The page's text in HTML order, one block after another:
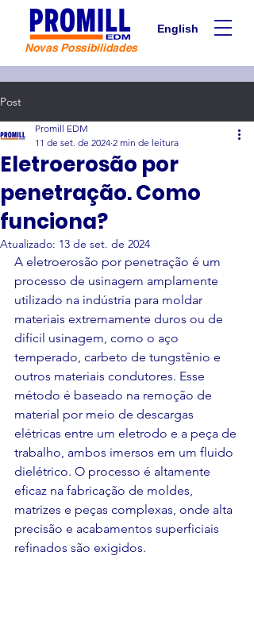
English
Novas Possibilidades
Post
Eletroerosão por
penetração. Como
funciona?
Promill EDM
11 de set. de 2024 2 min de leitura
Atualizado: 13 de set. de 2024
A eletroerosão por penetração é um
processo de usinagem amplamente
utilizado na indústria para moldar
materiais extremamente duros ou de
difícil usinagem, como o aço
temperado, carbeto de tungstênio e
outros materiais condutores. Esse
método é baseado na remoção de
material por meio de descargas
elétricas entre um eletrodo e a peça de
trabalho, ambos imersos em um fluido
dielétrico. O processo é altamente
eficaz na fabricação de moldes,
matrizes e peças complexas, onde alta
precisão e acabamentos superficiais
refinados são exigidos.